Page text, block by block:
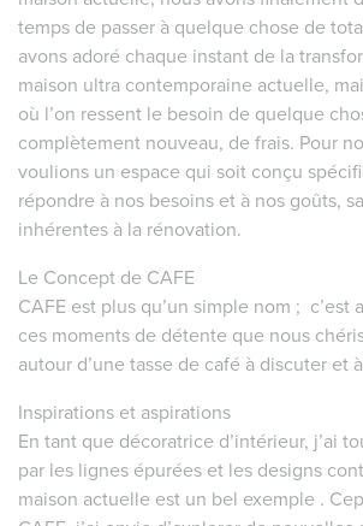
temps de passer à quelque chose de
avons adoré chaque instant de la
maison ultra contemporaine actuelle,
où l’on ressent le besoin de quelque
complètement nouveau, de frais. Pour
voulions un espace qui soit conçu
répondre à nos besoins et à nos goûts,
inhérentes à la rénovation.
Le Concept de CAFE
CAFE est plus qu’un simple nom ; c’est
ces moments de détente que nous
autour d’une tasse de café à discuter et
Inspirations et aspirations
En tant que décoratrice d’intérieur, j’ai
par les lignes épurées et les designs
maison actuelle est un bel exemple .